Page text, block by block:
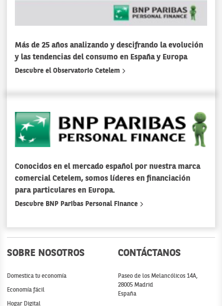
Más de 25 años analizando y descifrando la evolución
y las tendencias del consumo en España y Europa
Descubre el Observatorio Cetelem
Conocidos en el mercado español por nuestra marca
comercial Cetelem, somos líderes en financiación
para particulares en Europa.
Descubre BNP Paribas Personal Finance
SOBRE NOSOTROS
Domestica tu economía
Economía fácil
Hogar Digital
CONTÁCTANOS
Paseo de los Melancólicos 14A,
28005 Madrid
España